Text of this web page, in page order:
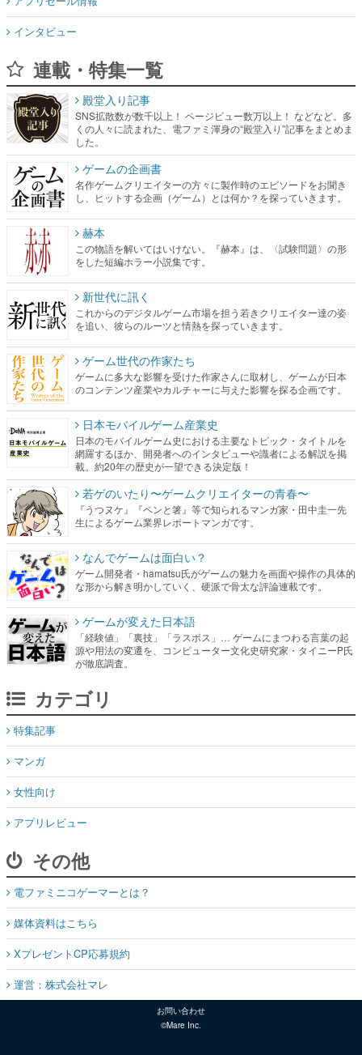
インタビュー
連載・特集一覧
殿堂入り記事
SNS拡散数が数千以上！ ページビュー数万以上！ などなど。多
くの人々に読まれた、電ファミ渾身の“殿堂入り”記事をまとめま
した。
ゲームの企画書
名作ゲームクリエイターの方々に製作時のエピソードをお聞き
し、ヒットする企画（ゲーム）とは何か？を探っていきます。
赫本
この物語を解いてはいけない。『赫本』は、〈試験問題〉の形
をした短編ホラー小説集です。
新世代に訊く
これからのデジタルゲーム市場を担う若きクリエイター達の姿
を追い、彼らのルーツと情熱を探っていきます。
ゲーム世代の作家たち
ゲームに多大な影響を受けた作家さんに取材し、ゲームが日本
のコンテンツ産業やカルチャーに与えた影響を探る企画です。
日本モバイルゲーム産業史
日本のモバイルゲーム史における主要なトピック・タイトルを
網羅するほか、開発者へのインタビューや識者による解説を掲
載。約20年の歴史が一望できる決定版！
若ゲのいたり〜ゲームクリエイターの青春〜
『うつヌケ』『ペンと箸』等で知られるマンガ家・田中圭一先
生によるゲーム業界レポートマンガです。
なんでゲームは面白い？
ゲーム開発者・hamatsu氏がゲームの魅力を画面や操作の具体的
な形から解き明かしていく、硬派で骨太な評論連載です。
ゲームが変えた日本語
「経験値」「裏技」「ラスボス」… ゲームにまつわる言葉の起
源や用法の変遷を、コンピューター文化史研究家・タイニーP氏
が徹底調査。
カテゴリ
特集記事
マンガ
女性向け
アプリレビュー
その他
電ファミニコゲーマーとは？
媒体資料はこちら
XプレゼントCP応募規約
運営：株式会社マレ
お問い合わせ
©Mare Inc.